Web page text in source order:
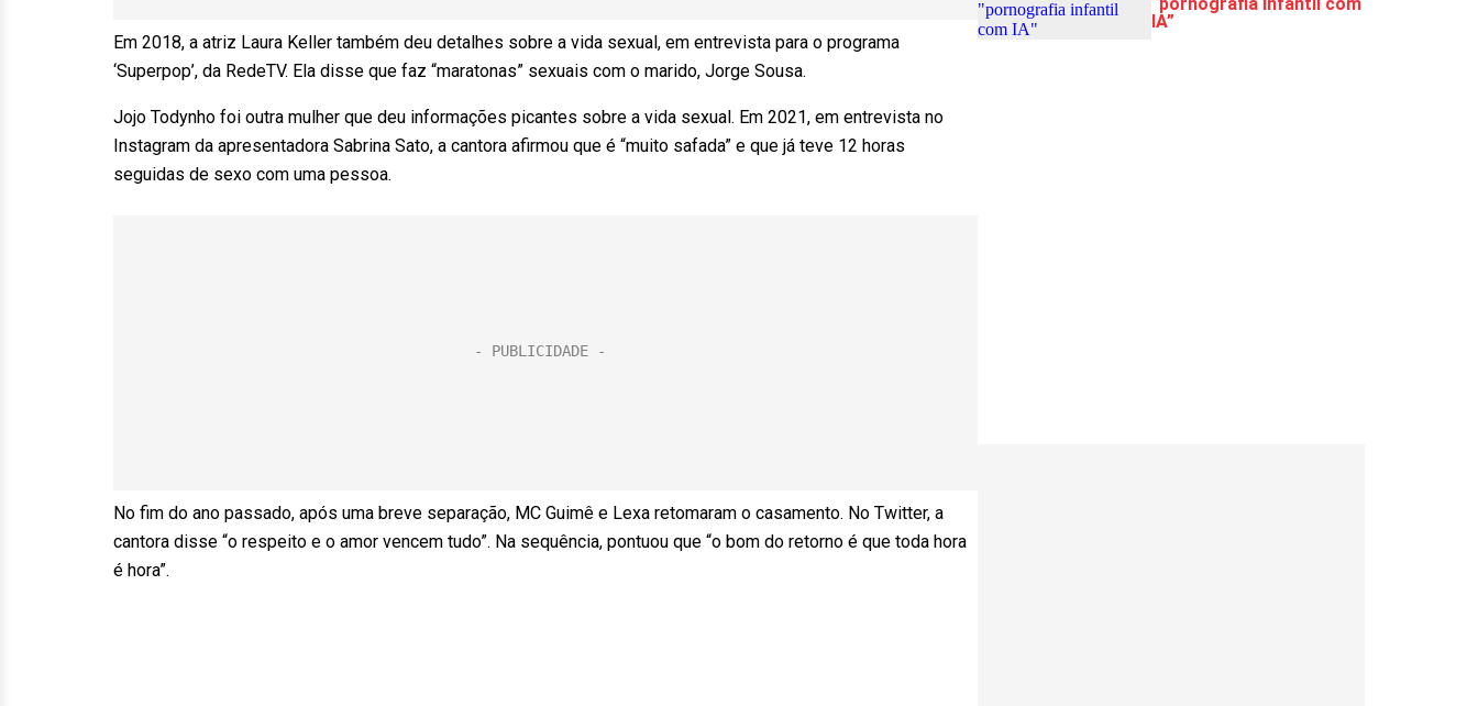
Em 2018, a atriz Laura Keller também deu detalhes sobre a vida sexual, em entrevista para o programa
‘Superpop’, da RedeTV. Ela disse que faz “maratonas” sexuais com o marido, Jorge Sousa.
Jojo Todynho foi outra mulher que deu informações picantes sobre a vida sexual. Em 2021, em entrevista no
Instagram da apresentadora Sabrina Sato, a cantora afirmou que é “muito safada” e que já teve 12 horas
seguidas de sexo com uma pessoa.
No fim do ano passado, após uma breve separação, MC Guimê e Lexa retomaram o casamento. No Twitter, a
cantora disse “o respeito e o amor vencem tudo”. Na sequência, pontuou que “o bom do retorno é que toda hora
é hora”.